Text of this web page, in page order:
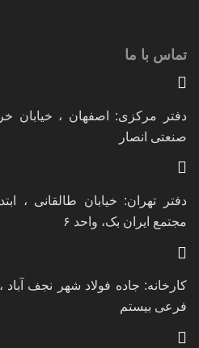
تماس با ما
دفتر مرکزی: اصفهان ، خیابان
صنعتی انصار
دفتر تهران: خیابان طالقانی ،
مجتمع ایران بک، واحد ۶
فرعی بیستم